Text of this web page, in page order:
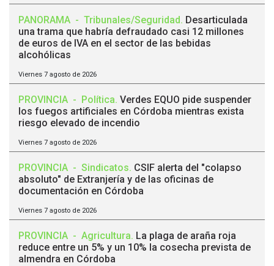
PANORAMA - Tribunales/Seguridad. Desarticulada
una trama que habría defraudado casi 12 millones
de euros de IVA en el sector de las bebidas
alcohólicas
Viernes 7 agosto de 2026
PROVINCIA - Política. Verdes EQUO pide suspender
los fuegos artificiales en Córdoba mientras exista
riesgo elevado de incendio
Viernes 7 agosto de 2026
PROVINCIA - Sindicatos. CSIF alerta del "colapso
absoluto" de Extranjería y de las oficinas de
documentación en Córdoba
Viernes 7 agosto de 2026
PROVINCIA - Agricultura. La plaga de araña roja
reduce entre un 5% y un 10% la cosecha prevista de
almendra en Córdoba